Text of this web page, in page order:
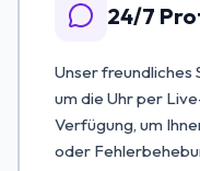
24/7
Unser freundliches
um die Uhr per
Verfügung, um
oder